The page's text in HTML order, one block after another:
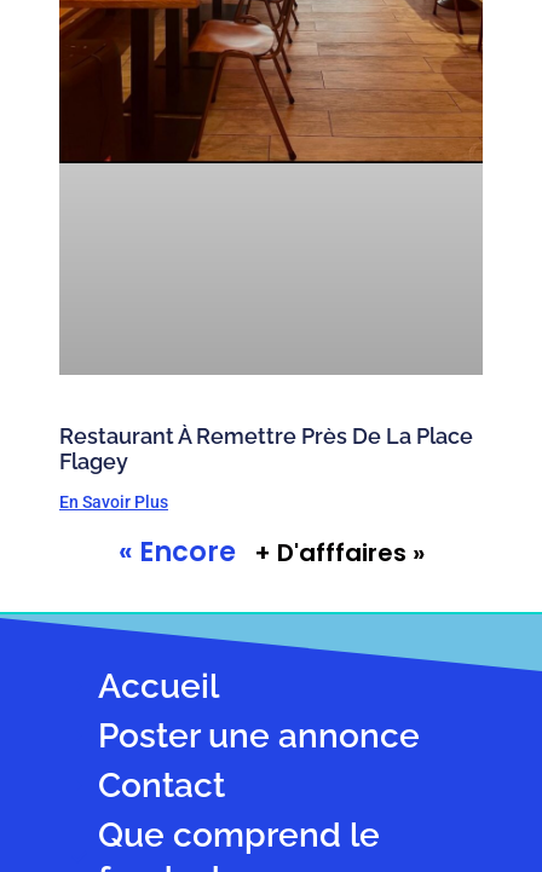
Restaurant À Remettre Près De La Place
Flagey
En Savoir Plus
« Encore + D'afffaires »
Accueil
Poster une annonce
Contact
Que comprend le